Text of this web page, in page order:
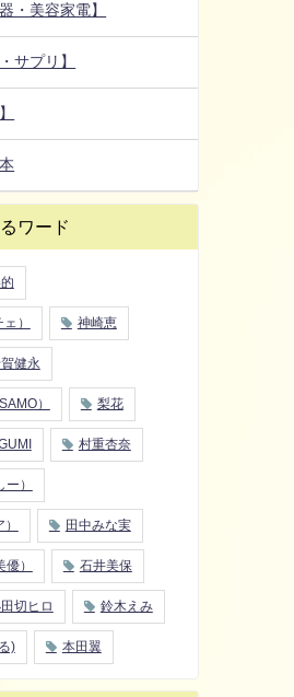
・美容家電】
サプリ】
ワード
） 神崎恵
健永
） 梨花
村重杏奈
）
田中みな実
） 石井美保
切ヒロ 鈴木えみ
) 本田翼